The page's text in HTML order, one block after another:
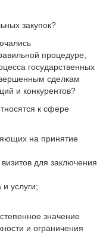
закупок?
процедуре,
государственных
сделкам
и конкурентов?
к сфере
на принятие
для заключения
и услуги;
значение
и ограничения